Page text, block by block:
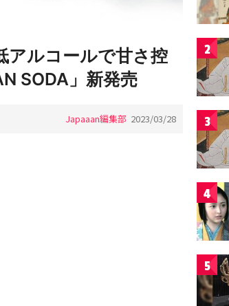
アルコールで甘さ控
SODA」新発売
Japaaan編集部 2023/03/28
2
3
4
5